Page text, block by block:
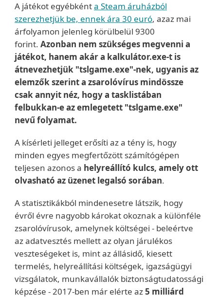
A játékot egyébkénta Steam áruházból
szerezhetjük be, ennek ára 30 euró, azaz mai
árfolyamon jelenleg körülbelül 9300
forint. Azonban nem szükséges megvenni a
játékot, hanem akár a kalkulátor.exe-t is
átnevezhetjük "tslgame.exe"-nek, ugyanis az
elemzők szerint a zsarolóvírus mindössze
csak annyit néz, hogy a tasklistában
felbukkan-e az emlegetett "tslgame.exe"
nevű folyamat.
A kísérleti jelleget erősíti az a tény is, hogy
minden egyes megfertőzött számítógépen
teljesen azonos a helyreállító kulcs, amely ott
olvasható az üzenet legalsó sorában.
A statisztikákból mindenesetre látszik, hogy
évről évre nagyobb károkat okoznak a különféle
zsarolóvírusok, amelynek költségei - beleértve
az adatvesztés mellett az olyan járulékos
veszteségeket is, mint az állásidő, kiesett
termelés, helyreállítási költségek, igazságügyi
vizsgálatok, munkavállalók biztonságtudatossági
képzése - 2017-ben már elérte az5 milliárd